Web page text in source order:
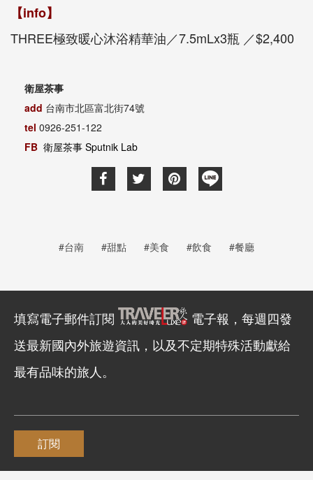
【info】
THREE極致暖心沐浴精華油／7.5mLx3瓶 ／$2,400
衛屋茶事
add 台南市北區富北街74號
tel 0926-251-122
FB 衛屋茶事 Sputnik Lab
#台南 #甜點 #美食 #飲食 #餐廳
填寫電子郵件訂閱
電子報，每週四發
送最新國內外旅遊資訊，以及不定期特殊活動獻給
最有品味的旅人。
訂閱